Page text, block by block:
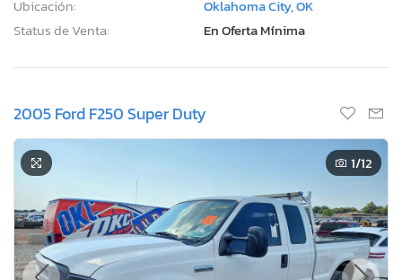
Ubicación:
Oklahoma City, OK
Status de Venta:
En Oferta Mínima
2005 Ford F250 Super Duty
1/12